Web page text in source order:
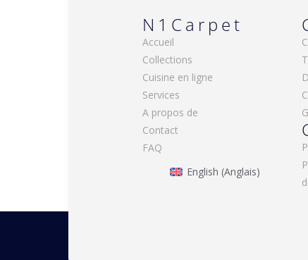
N1Carpet
Accueil
Collections
Cuisine en ligne
Services
A propos de
Contact
FAQ
English (Anglais)